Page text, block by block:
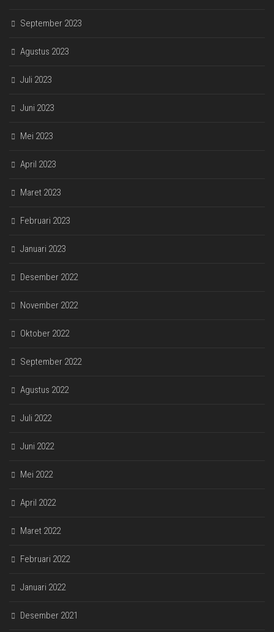
September 2023
Agustus 2023
Juli 2023
Juni 2023
Mei 2023
April 2023
Maret 2023
Februari 2023
Januari 2023
Desember 2022
November 2022
Oktober 2022
September 2022
Agustus 2022
Juli 2022
Juni 2022
Mei 2022
April 2022
Maret 2022
Februari 2022
Januari 2022
Desember 2021